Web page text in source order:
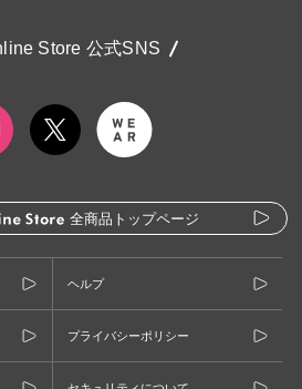
Store 公式SNS
全商品トップページ
ヘルプ
プライバシーポリシー